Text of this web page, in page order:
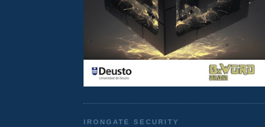
IRONGATE SECURITY